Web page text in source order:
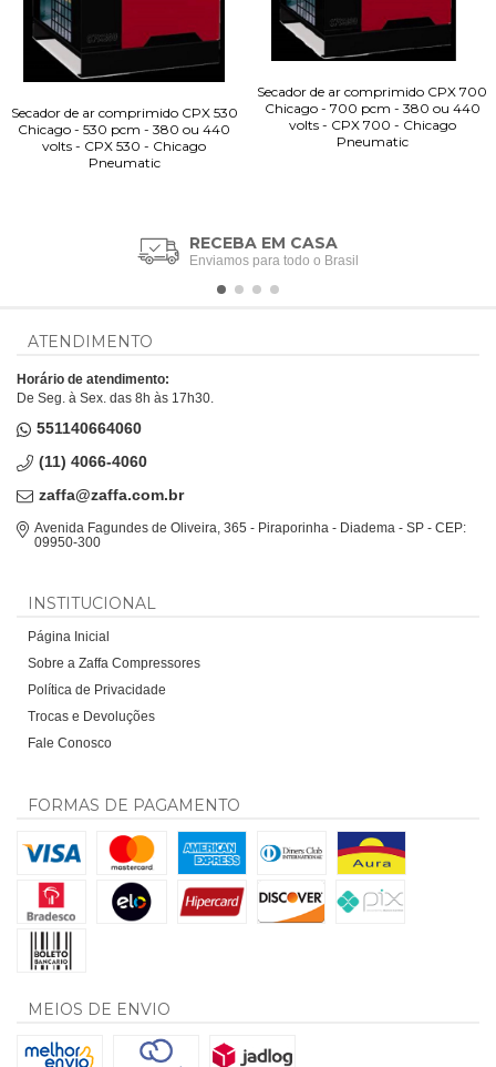
Secador de ar comprimido CPX 530
Chicago - 530 pcm - 380 ou 440
volts - CPX 530 - Chicago
Pneumatic
Secador de ar comprimido CPX 700
Chicago - 700 pcm - 380 ou 440
volts - CPX 700 - Chicago
Pneumatic
RECEBA EM CASA
Enviamos para todo o Brasil
ATENDIMENTO
Horário de atendimento:
De Seg. à Sex. das 8h às 17h30.
551140664060
(11) 4066-4060
zaffa@zaffa.com.br
Avenida Fagundes de Oliveira, 365 - Piraporinha - Diadema - SP - CEP:
09950-300
INSTITUCIONAL
Página Inicial
Sobre a Zaffa Compressores
Política de Privacidade
Trocas e Devoluções
Fale Conosco
FORMAS DE PAGAMENTO
MEIOS DE ENVIO